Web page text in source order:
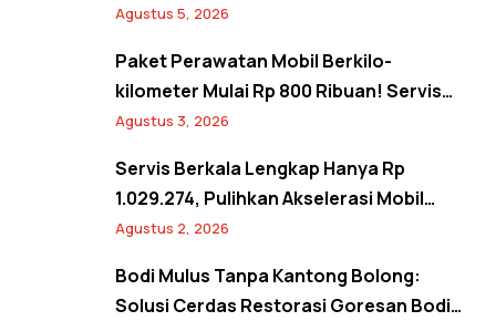
Spion! Back to Shine Promo Agustus
Agustus 5, 2026
Paket Perawatan Mobil Berkilo-
kilometer Mulai Rp 800 Ribuan! Servis
Semangat Kemerdekaan Promo Agustus
Agustus 3, 2026
Servis Berkala Lengkap Hanya Rp
1.029.274, Pulihkan Akselerasi Mobil
Seperti Baru! Back to Prime Promo
Agustus 2, 2026
Bodi Mulus Tanpa Kantong Bolong:
Solusi Cerdas Restorasi Goresan Bodi